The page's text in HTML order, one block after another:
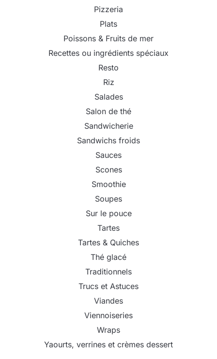
Pizzeria
Plats
Poissons & Fruits de mer
Recettes ou ingrédients spéciaux
Resto
Riz
Salades
Salon de thé
Sandwicherie
Sandwichs froids
Sauces
Scones
Smoothie
Soupes
Sur le pouce
Tartes
Tartes & Quiches
Thé glacé
Traditionnels
Trucs et Astuces
Viandes
Viennoiseries
Wraps
Yaourts, verrines et crèmes dessert